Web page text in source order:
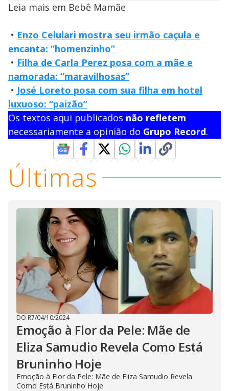
Leia mais em Bebê Mamãe
• Enzo Celulari mostra seu irmão caçula e
encanta: “homenzinho”
• Filha de Carla Perez posa com a mãe e
namorada: “maravilhosas”
• José Loreto posa com sua filha em hotel
luxuoso: “paizão”
Os textos aqui publicados não refletem
necessariamente a opinião do Grupo Record.
Últimas
DO R7/04/10/2024
Emoção à Flor da Pele: Mãe de
Eliza Samudio Revela Como Está
Bruninho Hoje
Emoção à Flor da Pele: Mãe de Eliza Samudio Revela
Como Está Bruninho Hoje